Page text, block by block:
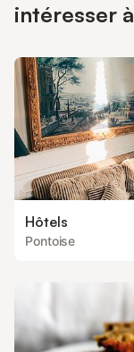
intéresser
Hôtels
Pontoise